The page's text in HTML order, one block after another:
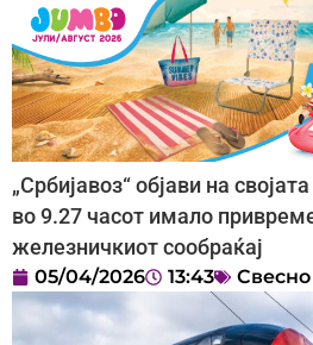
„Србијавоз“ објави на
во 9.27 часот имало
железничкиот сообраќај
05/04/2026 13:43 Свесно